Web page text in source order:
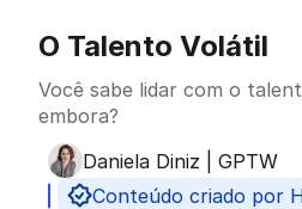
O Talento Volátil
Você sabe lidar com o
embora?
Publicado por
Daniela Diniz | GPTW
Conteúdo criado por